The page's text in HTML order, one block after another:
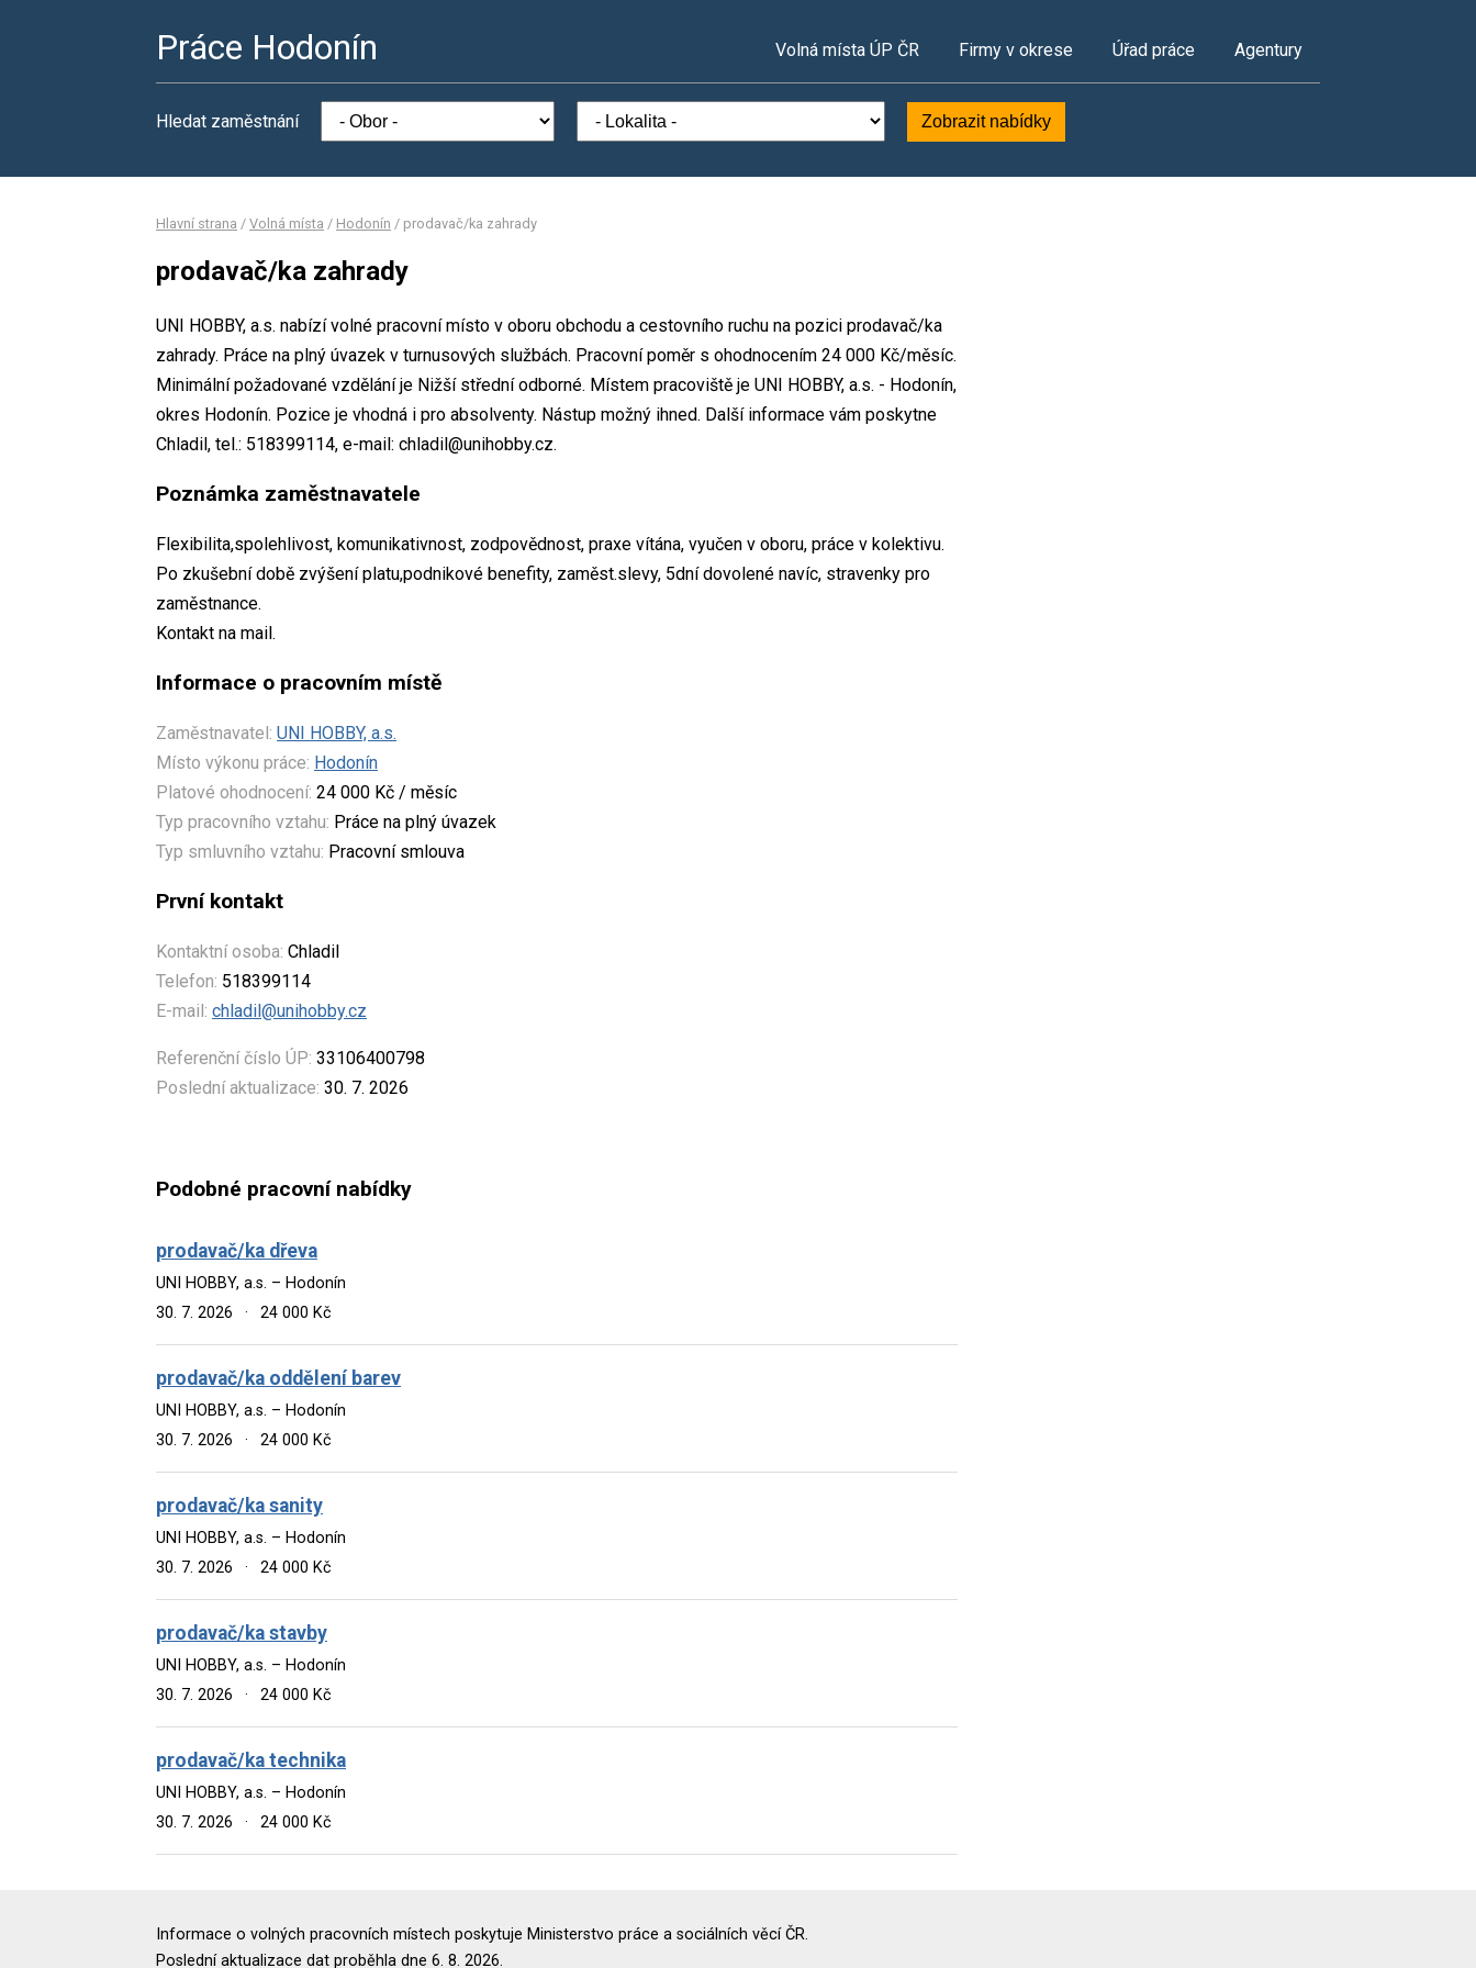
Práce Hodonín Volná místa ÚP ČR Firmy v okrese Úřad práce Agentury
Hledat zaměstnání Zobrazit nabídky
Hlavní strana / Volná místa / Hodonín / prodavač/ka zahrady
prodavač/ka zahrady
UNI HOBBY, a.s. nabízí volné pracovní místo v oboru obchodu a cestovního ruchu na pozici prodavač/ka
zahrady. Práce na plný úvazek v turnusových službách. Pracovní poměr s ohodnocením 24 000 Kč/měsíc.
Minimální požadované vzdělání je Nižší střední odborné. Místem pracoviště je UNI HOBBY, a.s. - Hodonín,
okres Hodonín. Pozice je vhodná i pro absolventy. Nástup možný ihned. Další informace vám poskytne
Chladil, tel.: 518399114, e-mail: chladil@unihobby.cz.
Poznámka zaměstnavatele
Flexibilita,spolehlivost, komunikativnost, zodpovědnost, praxe vítána, vyučen v oboru, práce v kolektivu.
Po zkušební době zvýšení platu,podnikové benefity, zaměst.slevy, 5dní dovolené navíc, stravenky pro
zaměstnance.
Kontakt na mail.
Informace o pracovním místě
Zaměstnavatel: UNI HOBBY, a.s.
Místo výkonu práce: Hodonín
Platové ohodnocení: 24 000 Kč / měsíc
Typ pracovního vztahu: Práce na plný úvazek
Typ smluvního vztahu: Pracovní smlouva
První kontakt
Kontaktní osoba: Chladil
Telefon: 518399114
E-mail: chladil@unihobby.cz
Referenční číslo ÚP: 33106400798
Poslední aktualizace: 30. 7. 2026
Podobné pracovní nabídky
prodavač/ka dřeva
UNI HOBBY, a.s. – Hodonín
30. 7. 2026
· 24 000 Kč
prodavač/ka oddělení barev
UNI HOBBY, a.s. – Hodonín
30. 7. 2026
· 24 000 Kč
prodavač/ka sanity
UNI HOBBY, a.s. – Hodonín
30. 7. 2026
· 24 000 Kč
prodavač/ka stavby
UNI HOBBY, a.s. – Hodonín
30. 7. 2026
· 24 000 Kč
prodavač/ka technika
UNI HOBBY, a.s. – Hodonín
30. 7. 2026
· 24 000 Kč
Informace o volných pracovních místech poskytuje Ministerstvo práce a sociálních věcí ČR.
Poslední aktualizace dat proběhla dne 6. 8. 2026.